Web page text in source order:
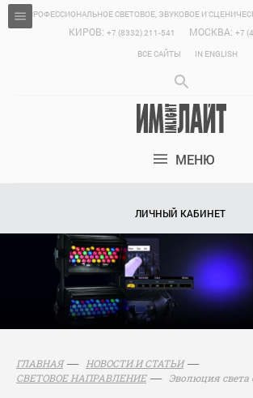
ПРОФЕССИОНАЛЬНОЕ СВЕТОВОЕ, ЗВУКОВОЕ И
КИРОВ: +7 (8332) 211-541 МОСКВА: +7
ВСЕ САЙТЫ
IN ENGLISH
МЕНЮ
ЛИЧНЫЙ КАБИНЕТ
ГЛАВНАЯ
НОВОСТИ И СТАТЬИ
СВЕТОВОЕ НАПРАВЛЕНИЕ
Эволюция света